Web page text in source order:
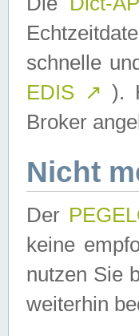
schnelle
EDIS ↗ ).
Broker
Nicht
Der
keine
nutzen Sie
weiterhin